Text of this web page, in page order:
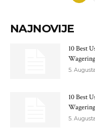
NAJNOVIJE
10 Best
5.
10 Best
5.